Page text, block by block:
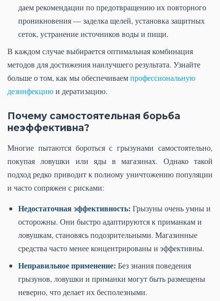
даем рекомендации по предотвращению их повторного
проникновения — заделка щелей, установка защитных
сеток, устранение источников воды и пищи.
В каждом случае выбирается оптимальная комбинация
методов для достижения наилучшего результата. Узнайте
больше о том, как мы обеспечиваемпрофессиональную
дезинфекциюи дератизацию.
Почему самостоятельная борьба
неэффективна?
Многие пытаются бороться с грызунами самостоятельно,
покупая ловушки или яды в магазинах. Однако такой
подход редко приводит к полному уничтожению популяции
и часто сопряжен с рисками:
Недостаточная эффективность: Грызуны очень умны и
осторожны. Они быстро адаптируются к приманкам и
ловушкам, становясь подозрительными. Магазинные
средства часто менее концентрированы и эффективны.
Неправильное применение: Без знания поведения
грызунов, ловушки и приманки могут быть размещены
неверно, что делает их бесполезными.